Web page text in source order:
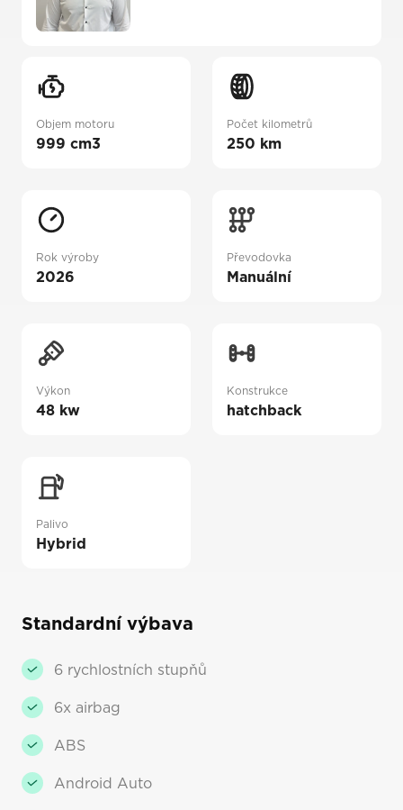
Objem motoru
999 cm3
Počet kilometrů
250 km
Rok výroby
2026
Převodovka
Manuální
Výkon
48 kw
Konstrukce
hatchback
Palivo
Hybrid
Standardní výbava
6 rychlostních stupňů
6x airbag
ABS
Android Auto